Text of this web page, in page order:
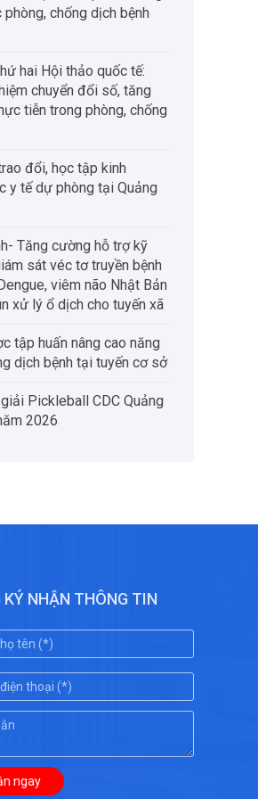
chống dịch bệnh
hai Hội thảo quốc tế:
chuyển đổi số, tăng
tiễn trong phòng, chống
đổi, học tập kinh
y tế dự phòng tại Quảng
Tăng cường hỗ trợ kỹ
sát véc tơ truyền bệnh
viêm não Nhật Bản
xử lý ổ dịch cho tuyến xã
tập huấn nâng cao năng
dịch bệnh tại tuyến cơ sở
Pickleball CDC Quảng
2026
NHẬN THÔNG TIN